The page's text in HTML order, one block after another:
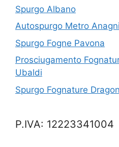
Spurgo Albano
Autospurgo Metro
Spurgo Fogne Pavona
Prosciugamento
Ubaldi
Spurgo Fognature
P.IVA: 12223341004